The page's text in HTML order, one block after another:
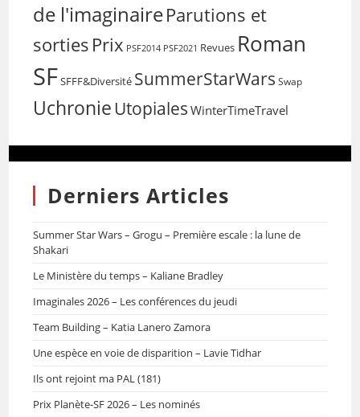
de l'imaginaireParutions et
sorties Prix PSF2014 PSF2021 Revues Roman
SFSFFF&Diversité SummerStarWars Swap
Uchronie Utopiales WinterTimeTravel
Derniers Articles
Summer Star Wars – Grogu – Première escale : la lune de
Shakari
Le Ministère du temps – Kaliane Bradley
Imaginales 2026 – Les conférences du jeudi
Team Building – Katia Lanero Zamora
Une espèce en voie de disparition – Lavie Tidhar
Ils ont rejoint ma PAL (181)
Prix Planète-SF 2026 – Les nominés